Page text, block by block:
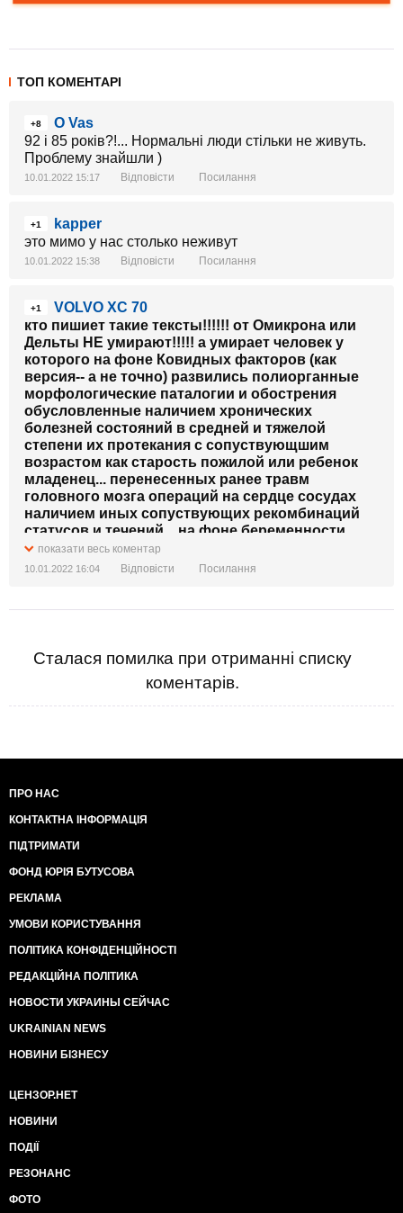
ТОП КОМЕНТАРІ
+8
O Vas
92 і 85 років?!... Нормальні люди стільки не живуть.
Проблему знайшли )
10.01.2022 15:17 Відповісти Посилання
+1
kapper
это мимо у нас столько неживут
10.01.2022 15:38 Відповісти Посилання
+1
VOLVO XC 70
кто пишиет такие тексты!!!!!! от Омикрона или
Дельты НЕ умирают!!!!! а умирает человек у
которого на фоне Ковидных факторов (как
версия-- а не точно) развились полиорганные
морфологические паталогии и обострения
обусловленные наличием хронических
болезней состояний в средней и тяжелой
степени их протекания с сопуствующшим
возрастом как старость пожилой или ребенок
младенец... перенесенных ранее травм
головного мозга операций на сердце сосудах
наличием иных сопуствующих рекомбинаций
статусов и течений... на фоне беременности
после родов..наличием в анамнезе диабета 2
вида туберкулеза инфекционных и иных
показати весь коментар
10.01.2022 16:04 Відповісти Посилання
Сталася помилка при отриманні списку
коментарів.
ПРО НАС
КОНТАКТНА ІНФОРМАЦІЯ
ПІДТРИМАТИ
ФОНД ЮРІЯ БУТУСОВА
РЕКЛАМА
УМОВИ КОРИСТУВАННЯ
ПОЛІТИКА КОНФІДЕНЦІЙНОСТІ
РЕДАКЦІЙНА ПОЛІТИКА
НОВОСТИ УКРАИНЫ СЕЙЧАС
UKRAINIAN NEWS
НОВИНИ БІЗНЕСУ
ЦЕНЗОР.НЕТ
НОВИНИ
ПОДІЇ
РЕЗОНАНС
ФОТО